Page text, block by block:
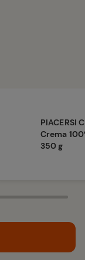
PIACERSI
Crema
350 g